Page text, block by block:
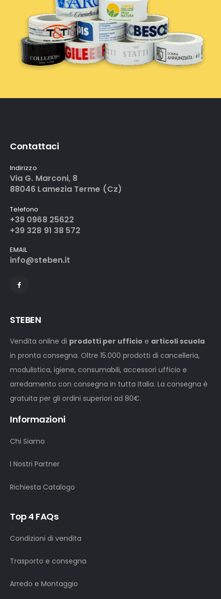
Contattaci
Indirizzo
Via G. Marconi, 8
88046 Lamezia Terme (Cz)
Telefono
+39 0968 25622
+39 328 91 38 572
EMAIL
info@steben.it
STEBEN
Vendita online di prodotti per ufficio e articoli scuola
in pronta consegna. Oltre 15.000 prodotti di cancelleria,
modulistica, igiene, consumabili, accessori ufficio e
arredamento con consegna in tutta Italia. La consegna è
gratuita per gli ordini superiori ad 80€.
Informazioni
Chi Siamo
I Nostri Partner
Richiesta Catalogo
Top 4 FAQs
Condizioni di vendita
Trasporto e consegna
Arredo e Montaggio